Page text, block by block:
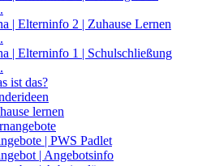
| Elterninfo 2 | Zuhause Lernen
| Elterninfo 1 | Schulschließung
ist das?
lernen
| PWS Padlet
| Angebotsinfo